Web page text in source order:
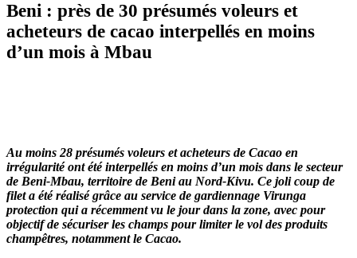
Beni : près de 30 présumés voleurs et
acheteurs de cacao interpellés en moins
d’un mois à Mbau
Au moins 28 présumés voleurs et acheteurs de Cacao en
irrégularité ont été interpellés en moins d’un mois dans le secteur
de Beni-Mbau, territoire de Beni au Nord-Kivu. Ce joli coup de
filet a été réalisé grâce au service de gardiennage Virunga
protection qui a récemment vu le jour dans la zone, avec pour
objectif de sécuriser les champs pour limiter le vol des produits
champêtres, notamment le Cacao.